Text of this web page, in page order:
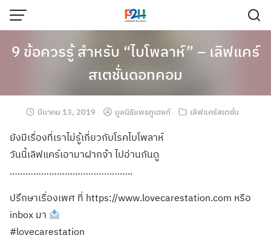
9 ข้อควรรู้ สำหรับ “ไบโพลาห์” – เลิฟแคร์
สเตชั่นดอทคอม
มีนาคม 13, 2019 มูลนิธิแพธทูเฮลท์ เลิฟแคร์สเตชั่น
ยังมีเรื่องที่เราไม่รู้เกี่ยวกับโรคไบโพลาห์
วันนี้เลิฟแคร์เอามาฝากจ้า ไปอ่านกันดู
………………………………………..
ปรึกษาเรื่องเพศ ที่ https://www.lovecarestation.com หรือ
inbox มา
#lovecarestation